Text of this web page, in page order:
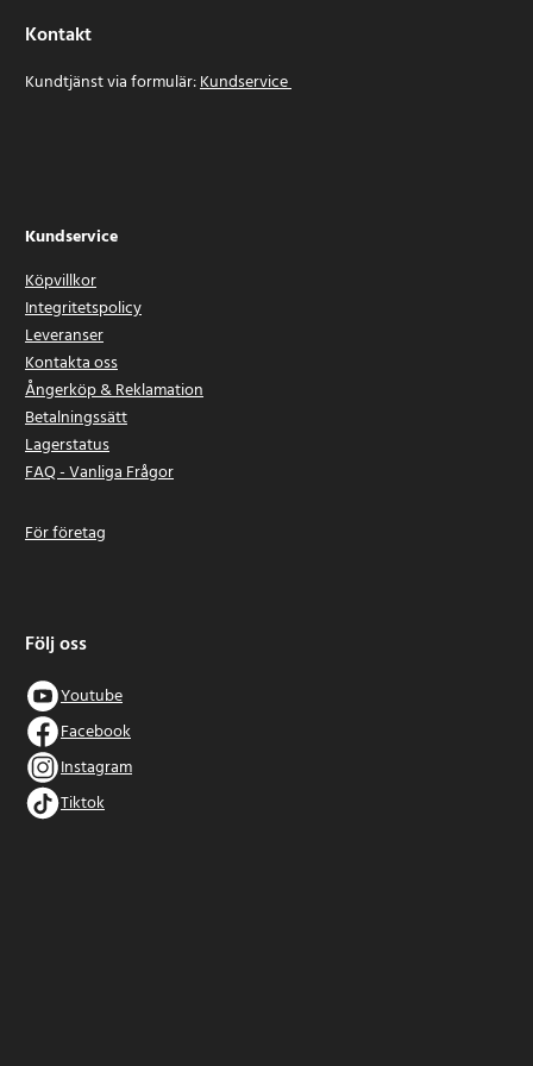
Kontakt
Kundtjänst via formulär:Kundservice
Kundservice
Köpvillkor
Integritetspolicy
Leveranser
Kontakta oss
Ångerköp & Reklamation
Betalningssätt
Lagerstatus
FAQ - Vanliga Frågor
För företag
Följ oss
Youtube
Facebook
Instagram
Tiktok